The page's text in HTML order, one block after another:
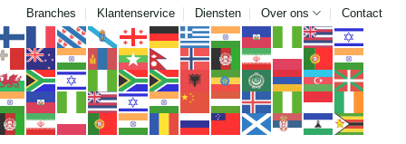
Branches Klantenservice Diensten Over ons Contact